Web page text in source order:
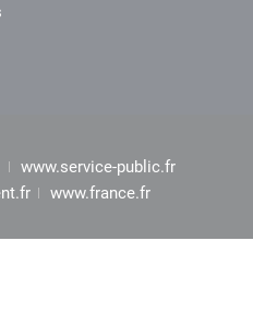
www.service-public.fr
www.france.fr